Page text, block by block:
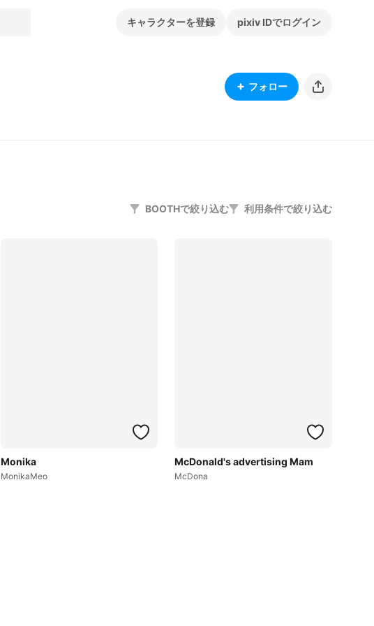
キャラクターを登録 pixiv IDでログイン
フォロー
BOOTHで絞り込む 利用条件で絞り込む
Monika
MonikaMeo
McDonald's advertising Mam
McDona